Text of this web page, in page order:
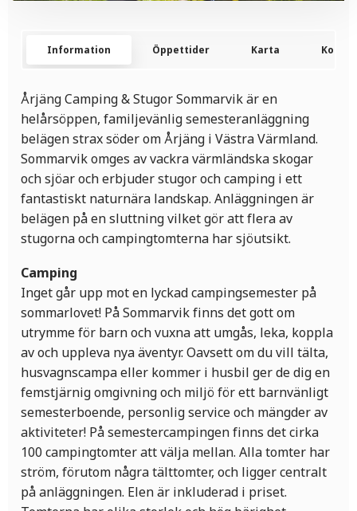
Information Öppettider Karta
Årjäng Camping & Stugor Sommarvik är en
helårsöppen, familjevänlig semesteranläggning
belägen strax söder om Årjäng i Västra Värmland.
Sommarvik omges av vackra värmländska skogar
och sjöar och erbjuder stugor och camping i ett
fantastiskt naturnära landskap. Anläggningen är
belägen på en sluttning vilket gör att flera av
stugorna och campingtomterna har sjöutsikt.
Camping
Inget går upp mot en lyckad campingsemester på
sommarlovet! På Sommarvik finns det gott om
utrymme för barn och vuxna att umgås, leka, koppla
av och uppleva nya äventyr. Oavsett om du vill tälta,
husvagnscampa eller kommer i husbil ger de dig en
femstjärnig omgivning och miljö för ett barnvänligt
semesterboende, personlig service och mängder av
aktiviteter! På semestercampingen finns det cirka
100 campingtomter att välja mellan. Alla tomter har
ström, förutom några tälttomter, och ligger centralt
på anläggningen. Elen är inkluderad i priset.